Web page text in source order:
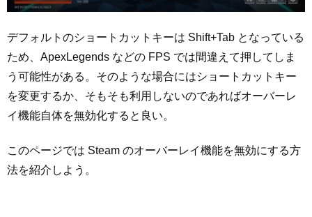
デフォルトのショートカットキーは Shift+Tab となっている
ため、ApexLegends などの FPS では間違えて押してしま
う可能性がある。そのような場合にはショートカットキー
を変更するか、そもそも利用しないのであればオーバーレ
イ機能自体を無効化すると良い。
このページでは Steam のオーバーレイ機能を無効にする方
法を紹介しよう。